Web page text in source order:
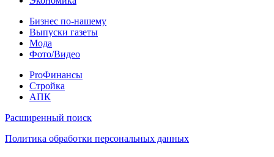
Разное
Бизнес по-нашему
Выпуски газеты
Мода
Фото/Видео
Pro
ProФинансы
Стройка
АПК
Информация
Расширенный поиск
Политика обработки персональных данных